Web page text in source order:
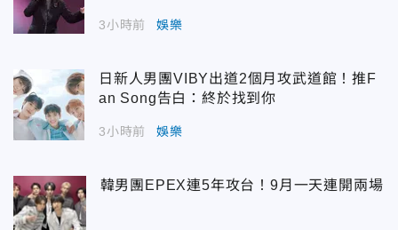
3小時前 娛樂
日新人男團VIBY出道2個月攻武道館！推F
an Song告白：終於找到你
3小時前 娛樂
韓男團EPEX連5年攻台！9月一天連開兩場